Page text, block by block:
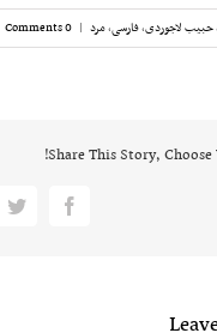
,حبیب لاجوردی,فارسی,مرد |
0 Comments
Share This Story,
facebook